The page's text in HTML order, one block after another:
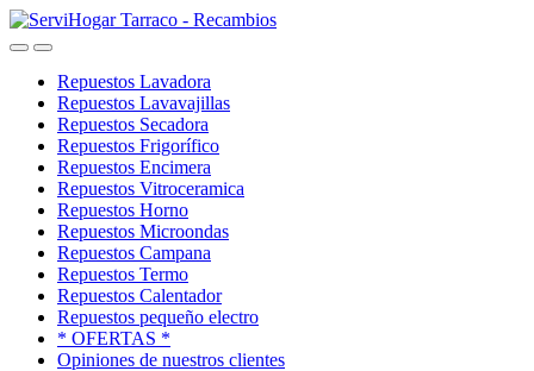
Saltar
a
saltar
al
OpenClose
Repuestos Lavadora
Repuestos Lavavajillas
Repuestos Secadora
Repuestos Frigorífico
Repuestos Encimera
Repuestos Vitroceramica
Repuestos Horno
Repuestos Microondas
Repuestos Campana
Repuestos Termo
Repuestos Calentador
Repuestos pequeño electro
* OFERTAS *
Opiniones de nuestros clientes